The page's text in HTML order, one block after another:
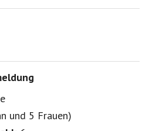
und 5 Frauen)